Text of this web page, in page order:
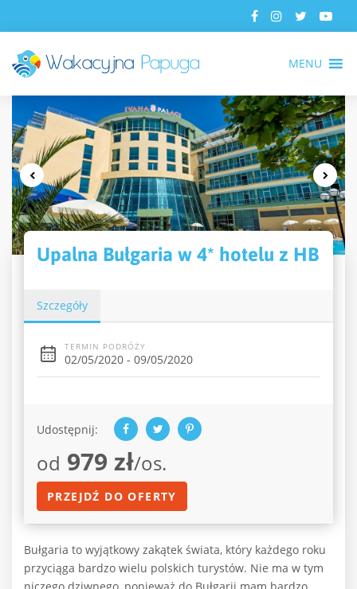
MENU
Upalna Bułgaria w 4* hotelu z HB
Szczegóły
TERMIN PODRÓŻY
02/05/2020 - 09/05/2020
Udostępnij:
od 979 zł/os.
PRZEJDŹ DO OFERTY
Bułgaria to wyjątkowy zakątek świata, który każdego roku
przyciąga bardzo wielu polskich turystów. Nie ma w tym